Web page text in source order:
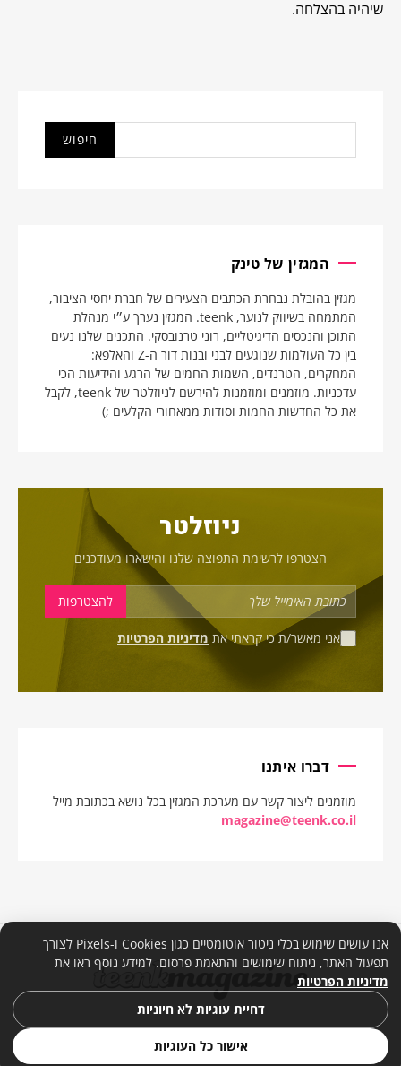
שיהיה בהצלחה.
המגזין של טינק
מגזין בהובלת נבחרת הכתבים הצעירים של חברת יחסי הציבור,
המתמחה בשיווק לנוער, teenk. המגזין נערך ע״י מנהלת
התוכן והנכסים הדיגיטליים, רוני טרנובסקי. התכנים שלנו נעים
בין כל העולמות שנוגעים לבני ובנות דור ה-Z והאלפא:
המחקרים, הטרנדים, השמות החמים של הרגע והידיעות הכי
עדכניות. מוזמנים ומוזמנות להירשם לניוזלטר של teenk, לקבל
את כל החדשות החמות וסודות ממאחורי הקלעים ;)
ניוזלטר
הצטרפו לרשימת התפוצה שלנו והישארו מעודכנים
אני מאשר/ת כי קראתי את מדיניות הפרטיות
דברו איתנו
מוזמנים ליצור קשר עם מערכת המגזין בכל נושא בכתובת מייל
magazine@teenk.co.il
מדיניות פרטיות
אנו עושים שימוש בכלי ניטור אוטומטיים כגון Cookies ו-Pixels לצורך
תפעול האתר, ניתוח שימושים והתאמת פרסום. למידע נוסף ראו את
מדיניות הפרטיות
דחיית עוגיות לא חיוניות
אישור כל העוגיות